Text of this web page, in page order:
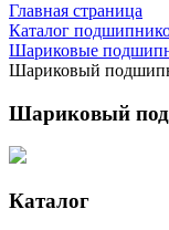
Главная страница
Каталог
Шариковые
Шариковый
Шариковый
Каталог